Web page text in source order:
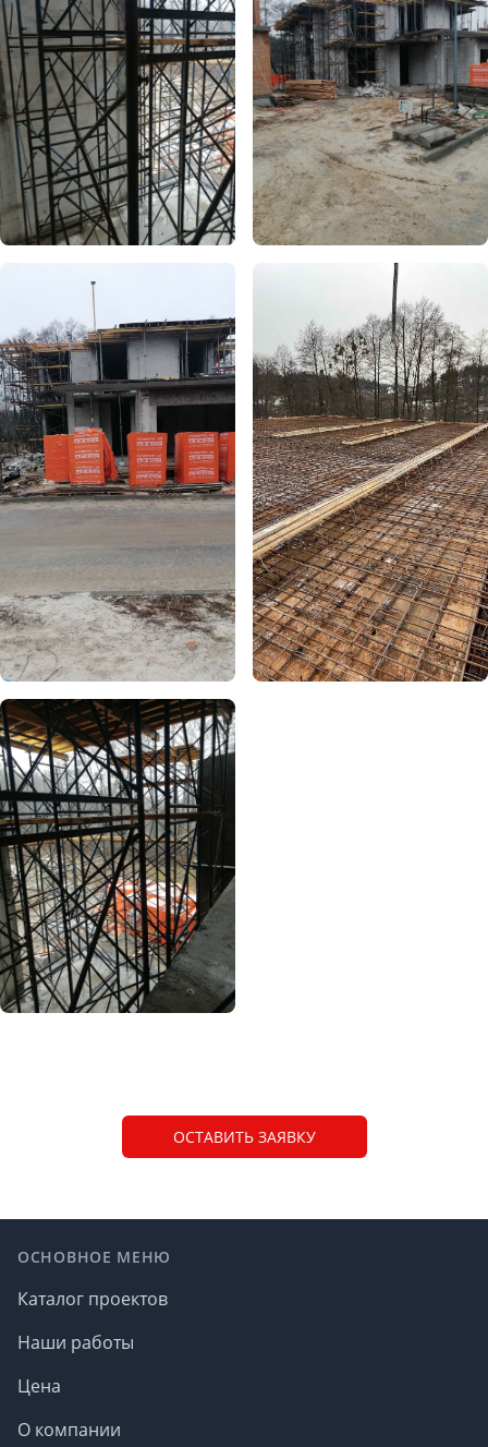
ОСТАВИТЬ ЗАЯВКУ
ОСНОВНОЕ МЕНЮ
Каталог проектов
Наши работы
Цена
О компании